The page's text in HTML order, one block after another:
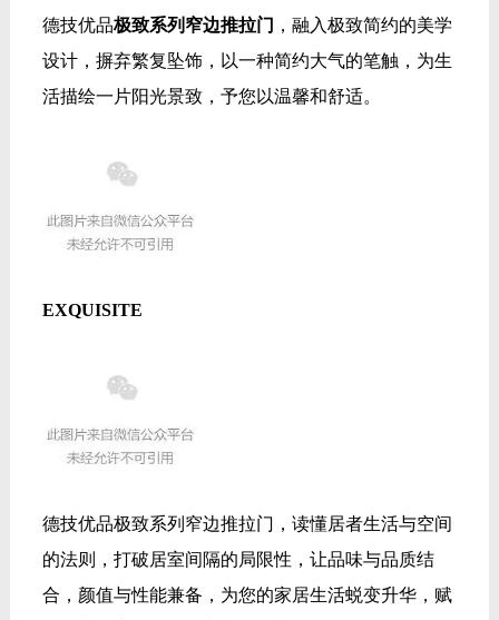
德技优品极致系列窄边推拉门 ，融入极致简约的美学
设计，摒弃繁复坠饰，以一种简约大气的笔触，为生
活描绘一片阳光景致，予您以温馨和舒适。
EXQUISITE
德技优品极致系列窄边推拉门，读懂居者生活与空间
的法则，打破居室间隔的局限性，让品味与品质结
合， 颜值与性能兼备，为您的家居生活蜕变升华，赋